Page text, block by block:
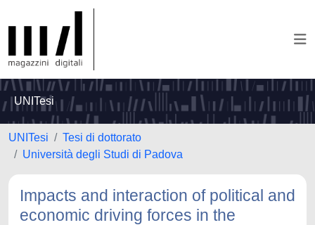
UNITesi
UNITesi
Tesi di dottorato
Università degli Studi di Padova
Impacts and interaction of political and
economic driving forces in the